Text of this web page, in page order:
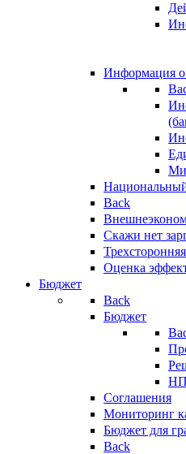
Информация о
Back
Скажи нет
Оценка
Бюджет
Back
Бюджет
Соглашения
Мониторинг
Бюджет для
Back